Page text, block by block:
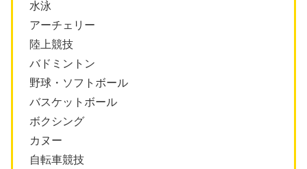
水泳
アーチェリー
陸上競技
バドミントン
野球・ソフトボール
バスケットボール
ボクシング
カヌー
自転車競技